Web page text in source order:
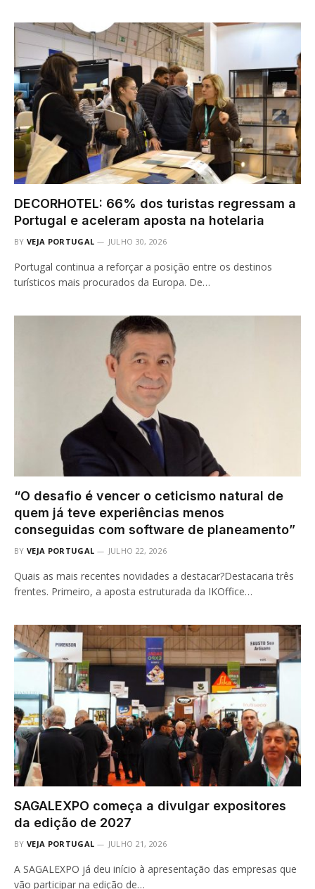
DECORHOTEL: 66% dos turistas regressam a
Portugal e aceleram aposta na hotelaria
BY VEJA PORTUGAL JULHO 30, 2026
Portugal continua a reforçar a posição entre os destinos
turísticos mais procurados da Europa. De…
“O desafio é vencer o ceticismo natural de
quem já teve experiências menos
conseguidas com software de planeamento”
BY VEJA PORTUGAL JULHO 22, 2026
Quais as mais recentes novidades a destacar?Destacaria três
frentes. Primeiro, a aposta estruturada da IKOffice…
SAGALEXPO começa a divulgar expositores
da edição de 2027
BY VEJA PORTUGAL JULHO 21, 2026
A SAGALEXPO já deu início à apresentação das empresas que
vão participar na edição de…